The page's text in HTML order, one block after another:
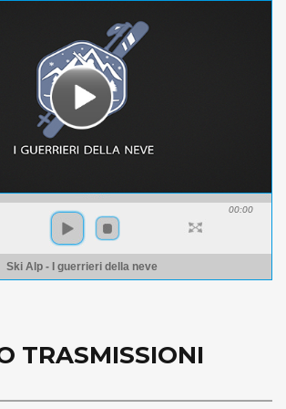
00:00
Ski Alp - I guerrieri della neve
TRASMISSIONI